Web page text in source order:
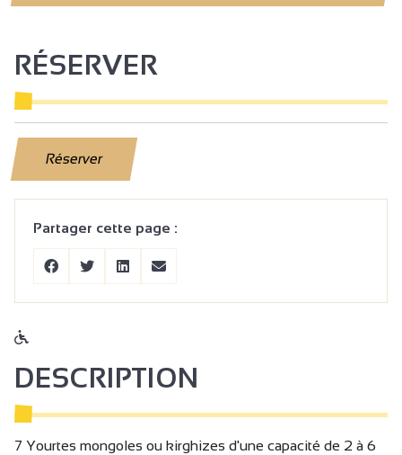
RÉSERVER
Réserver
Partager cette page :
DESCRIPTION
7 Yourtes mongoles ou kirghizes d'une capacité de 2 à 6